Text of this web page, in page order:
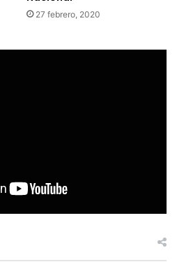
27 febrero, 2020